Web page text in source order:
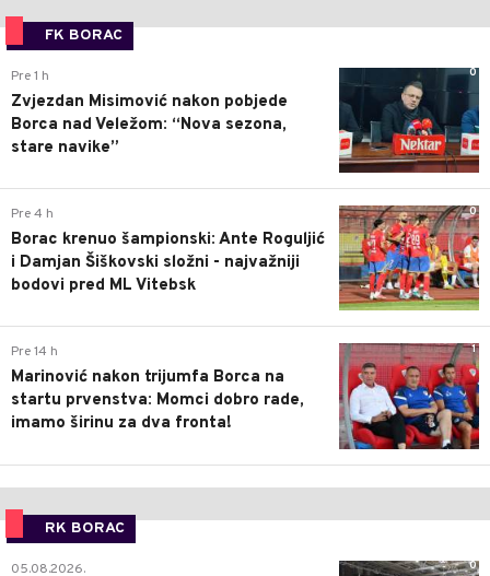
FK BORAC
0
Pre 1 h
Zvjezdan Misimović nakon pobjede
Borca nad Veležom: “Nova sezona,
stare navike”
0
Pre 4 h
Borac krenuo šampionski: Ante Roguljić
i Damjan Šiškovski složni - najvažniji
bodovi pred ML Vitebsk
1
Pre 14 h
Marinović nakon trijumfa Borca na
startu prvenstva: Momci dobro rade,
imamo širinu za dva fronta!
RK BORAC
0
05.08.2026.